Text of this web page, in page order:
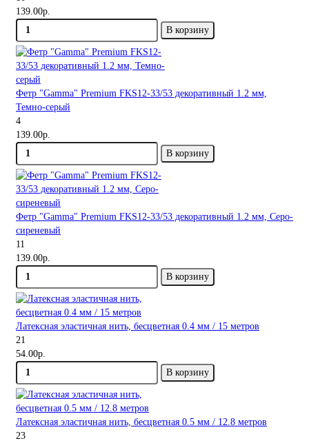
139.00р.
В корзину
Фетр "Gamma" Premium FKS12-33/53 декоративный 1.2 мм,
Темно-серый
4
139.00р.
В корзину
Фетр "Gamma" Premium FKS12-33/53 декоративный 1.2 мм, Cеро-
сиреневый
11
139.00р.
В корзину
Латексная эластичная нить, бесцветная 0.4 мм / 15 метров
21
54.00р.
В корзину
Латексная эластичная нить, бесцветная 0.5 мм / 12.8 метров
23